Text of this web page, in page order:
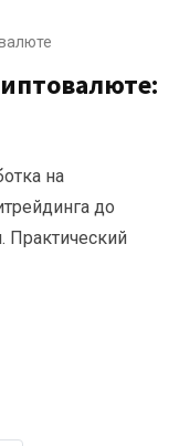
на
до
Практический